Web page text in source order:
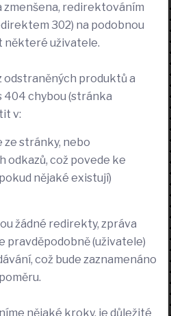
zmenšena, redirektováním
302) na podobnou
některé uživatele.
produktů a
404 chybou (stránka
v:
ze stránky, nebo
odkazů, což povede ke
nějaké existují)
žádné redirekty, zpráva
pravděpodobně (uživatele)
což bude zaznamenáno
nějaké kroky, je důležité